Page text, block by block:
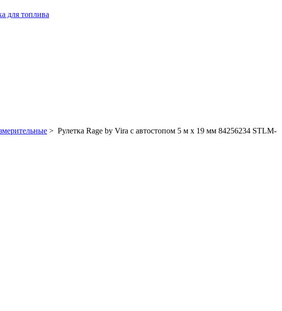
для топлива
> Рулетка Rage by Vira с автостопом 5 м х 19 мм 84256234 STLM-